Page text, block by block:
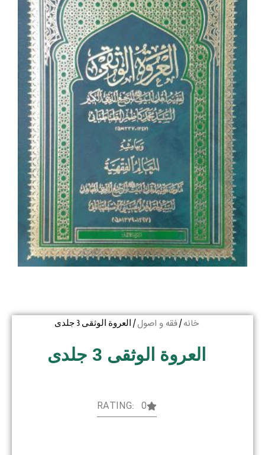
خانه/ فقه و اصول/ العروة الوثقی 3 جلدی
العروة الوثقی 3 جلدی
RATING: 0